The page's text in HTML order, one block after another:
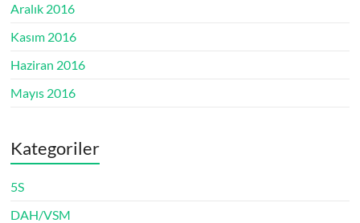
Aralık 2016
Kasım 2016
Haziran 2016
Mayıs 2016
Kategoriler
5S
DAH/VSM